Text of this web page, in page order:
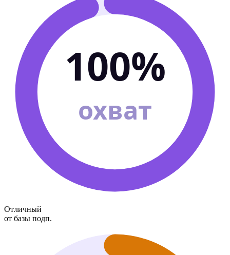
100%
охват
Отличный
от базы подп.